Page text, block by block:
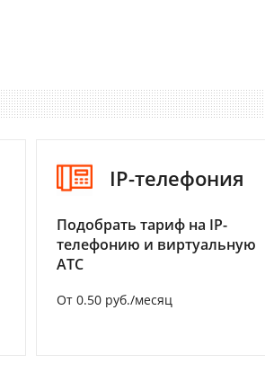
IP-телефония
Подобрать тариф на IP-
телефонию и виртуальную
АТС
От 0.50 руб./месяц